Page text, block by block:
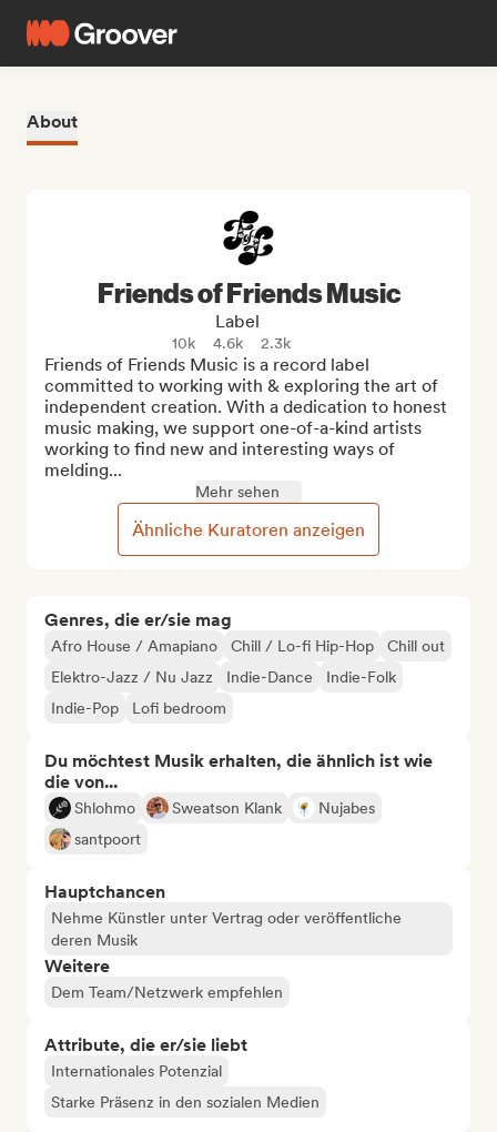
About
Genres, die er/sie mag
Afro House / Amapiano Chill / Lo-fi Hip-Hop
Chill out
Elektro-Jazz / Nu Jazz
Indie-Dance
Indie-Folk
Indie-Pop
Lofi bedroom
Du möchtest Musik erhalten, die ähnlich ist wie
die von...
Shlohmo Sweatson Klank
Nujabes
santpoort
Hauptchancen
Nehme Künstler unter Vertrag oder veröffentliche
deren Musik
Weitere
Dem Team/Netzwerk empfehlen
Attribute, die er/sie liebt
Internationales Potenzial
Starke Präsenz in den sozialen Medien
Friends of Friends Music
Label
10k 4.6k 2.3k
Friends of Friends Music is a record label
committed to working with & exploring the art of
independent creation. With a dedication to honest
music making, we support one-of-a-kind artists
working to find new and interesting ways of
melding...
Mehr sehen
Ähnliche Kuratoren anzeigen